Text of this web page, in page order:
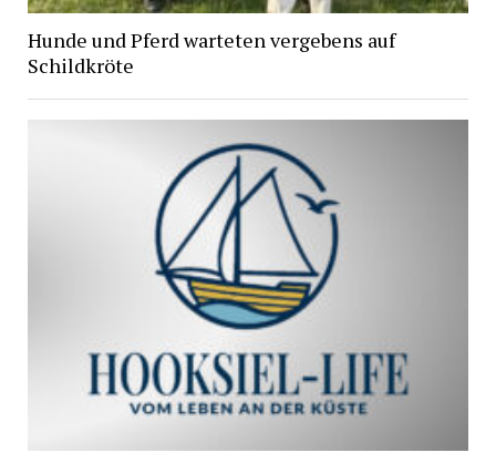
Hunde und Pferd warteten vergebens auf
Schildkröte